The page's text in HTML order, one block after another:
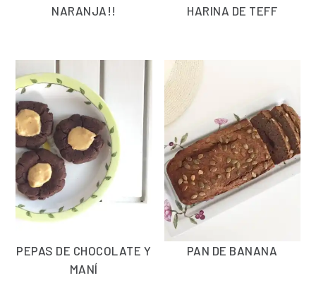
NARANJA!!
HARINA DE TEFF
PEPAS DE CHOCOLATE Y
MANÍ
PAN DE BANANA